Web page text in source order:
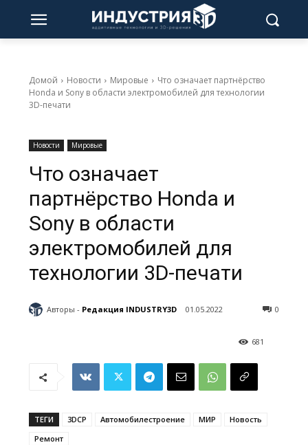
Домой Новости Мировые
Что означает партнёрство
Honda и Sony в области электромобилей для технологии
3D-печати
Новости Мировые
Что означает
партнёрство Honda и
Sony в области
электромобилей для
технологии 3D-печати
Авторы - Редакция INDUSTRY3D 01.05.2022 0
681
ТЕГИ 3DCP Автомобилестроение МИР
Новость
Ремонт